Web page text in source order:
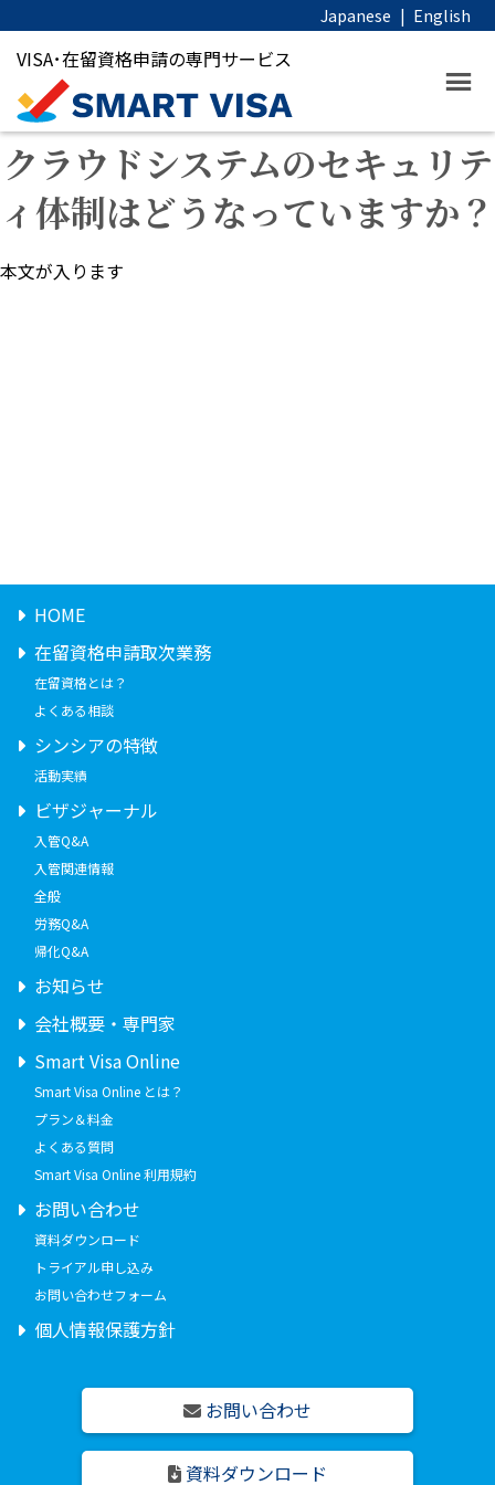
VISA･在留資格申請の専門サービス
Japanese | English
クラウドシステムのセキュリテ
ィ体制はどうなっていますか？
本文が入ります
HOME
在留資格申請取次業務
在留資格とは？
よくある相談
シンシアの特徴
活動実績
ビザジャーナル
入管Q&A
入管関連情報
全般
労務Q&A
帰化Q&A
お知らせ
会社概要・専門家
Smart Visa Online
Smart Visa Online とは？
プラン＆料金
よくある質問
Smart Visa Online 利用規約
お問い合わせ
資料ダウンロード
トライアル申し込み
お問い合わせフォーム
個人情報保護方針
お問い合わせ
資料ダウンロード